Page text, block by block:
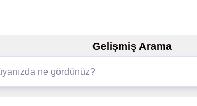
Gelişmiş Arama